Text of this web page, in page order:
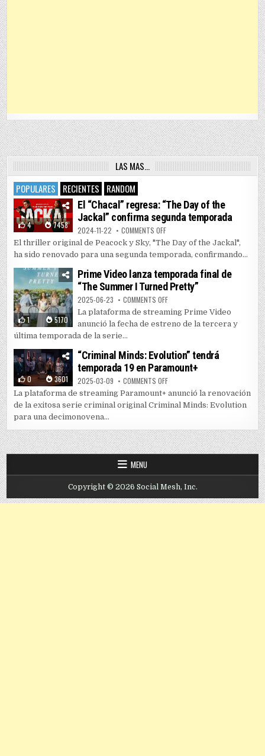
LAS MAS…
POPULARES
RECIENTES RANDOM
4 7458
El “Chacal” regresa: “The Day of the
Jackal” confirma segunda temporada
2024-11-22 COMMENTS OFFON EL “CHACAL” REGRESA: “THE
El thriller original de Peacock y Sky, "The Day of the Jackal",
ha sido renovado para una segunda temporada, confirmando...
1 5170
Prime Video lanza temporada final de
“The Summer I Turned Pretty”
2025-06-23 COMMENTS OFFON PRIME VIDEO LANZA
La plataforma de streaming Prime Video
anunció la fecha de estreno de la tercera y
última temporada de la serie...
0 3601
“Criminal Minds: Evolution” tendrá
temporada 19 en Paramount+
2025-03-09 COMMENTS OFFON “CRIMINAL MINDS:
La plataforma de streaming Paramount+ anunció la renovación
de la exitosa serie criminal original Criminal Minds: Evolution
para una decimonovena...
MENU
Copyright © 2026 Social Mesh, Inc.